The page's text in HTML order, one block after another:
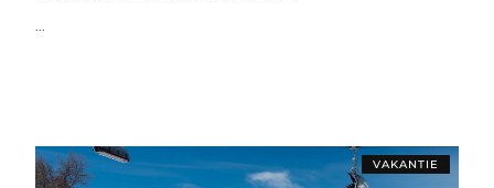
...
VAKANTIE